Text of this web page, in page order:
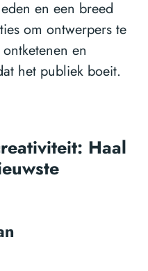
en een breed
om ontwerpers te
en
het publiek boeit.
Haal